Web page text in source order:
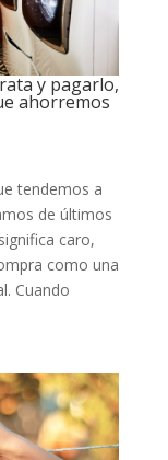
y pagarlo,
ahorremos
tendemos a
de últimos
caro,
como una
Cuando